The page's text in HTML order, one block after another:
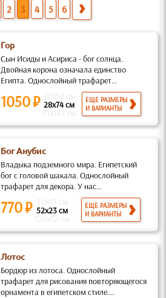
2 3 4 5 6
Гор
Сын Исиды и Асириса - бог солнца.
Двойная корона означала единство
Египта. Однослойный трафарет...
1050 ₽ 28x74 см
ЕЩЕ РАЗМЕРЫ
И ВАРИАНТЫ
Бог Анубис
Владыка подземного мира. Египетский
бог с головой шакала. Однослойный
трафарет для декора. У нас...
770 ₽ 52x23 см
ЕЩЕ РАЗМЕРЫ
И ВАРИАНТЫ
Лотос
Бордюр из лотоса. Однослойный
трафарет для рисования повторяющегося
орнамента в египетском стиле....